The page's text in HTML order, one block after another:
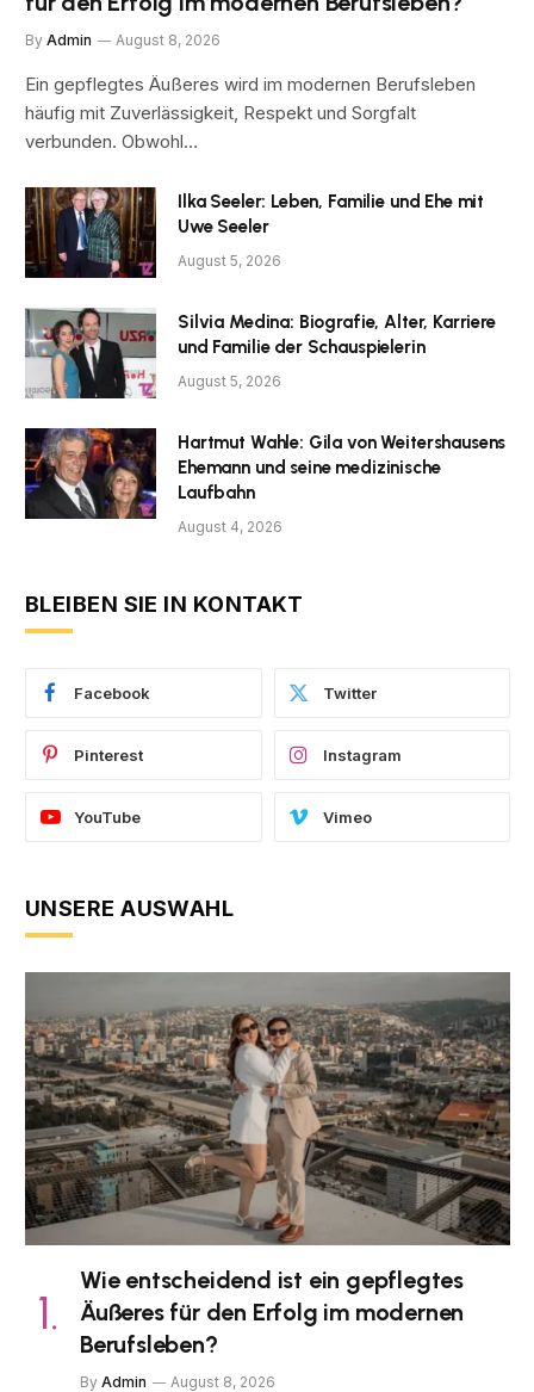
By Admin August 8, 2026
Ein gepflegtes Äußeres wird im modernen Berufsleben
häufig mit Zuverlässigkeit, Respekt und Sorgfalt
verbunden. Obwohl…
Ilka Seeler: Leben, Familie und Ehe mit
Uwe Seeler
August 5, 2026
Silvia Medina: Biografie, Alter, Karriere
und Familie der Schauspielerin
August 5, 2026
Hartmut Wahle: Gila von Weitershausens
Ehemann und seine medizinische
Laufbahn
August 4, 2026
BLEIBEN SIE IN KONTAKT
Facebook Twitter
Pinterest Instagram
YouTube Vimeo
UNSERE AUSWAHL
Wie entscheidend ist ein gepflegtes
Äußeres für den Erfolg im modernen
Berufsleben?
By Admin August 8, 2026